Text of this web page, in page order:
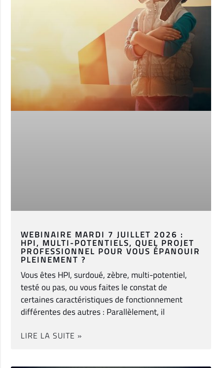
WEBINAIRE MARDI 7 JUILLET 2026 :
HPI, MULTI-POTENTIELS, QUEL PROJET
PROFESSIONNEL POUR VOUS ÉPANOUIR
PLEINEMENT ?
Vous êtes HPI, surdoué, zèbre, multi-potentiel,
testé ou pas, ou vous faites le constat de
certaines caractéristiques de fonctionnement
différentes des autres : Parallèlement, il
LIRE LA SUITE »